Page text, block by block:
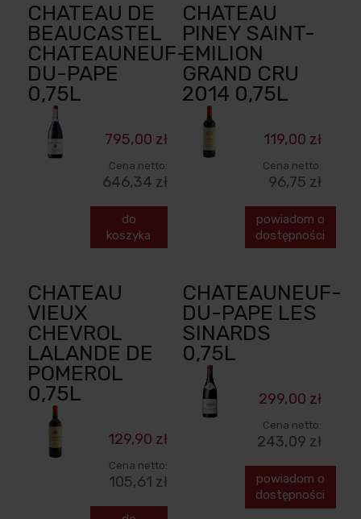
CHATEAU DE
BEAUCASTEL
CHATEAUNEUF-
DU-PAPE
0,75L
795,00 zł
Cena netto:
646,34 zł
do
koszyka
CHATEAU
PINEY SAINT-
EMILION
GRAND CRU
2014 0,75L
119,00 zł
Cena netto:
96,75 zł
powiadom o
dostępności
CHATEAU
VIEUX
CHEVROL
LALANDE DE
POMEROL
0,75L
129,90 zł
Cena netto:
105,61 zł
CHATEAUNEUF-
DU-PAPE LES
SINARDS
0,75L
299,00 zł
Cena netto:
243,09 zł
powiadom o
dostępności